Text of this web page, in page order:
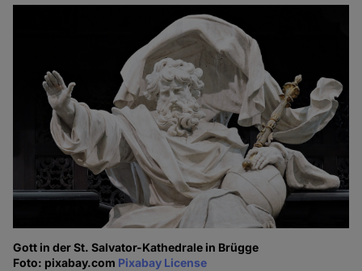
Gott in der St. Salvator-Kathedrale in Brügge
Foto: pixabay.com Pixabay License